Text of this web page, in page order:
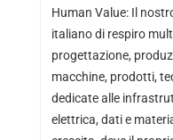
Human Value: Il
italiano di respiro
progettazione,
macchine, prodotti,
dedicate alle
elettrica, dati e